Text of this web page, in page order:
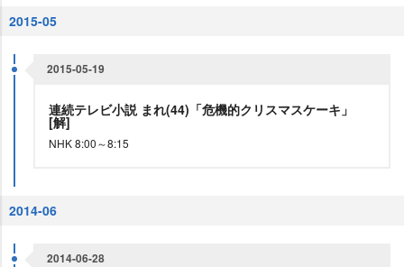
2015-05
2015-05-19
連続テレビ小説 まれ(44)「危機的クリスマスケーキ」
[解]
NHK 8:00～8:15
2014-06
2014-06-28